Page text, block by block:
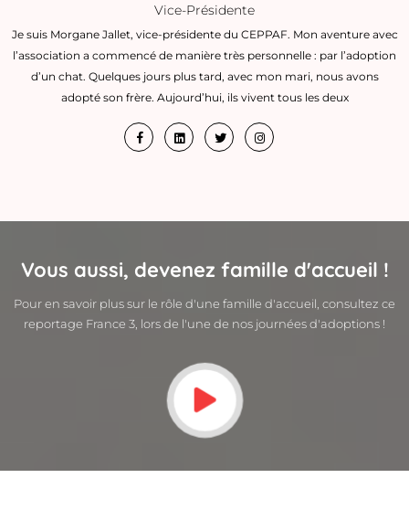
Vice-Présidente
Je suis Morgane Jallet, vice-présidente du CEPPAF. Mon aventure avec
l’association a commencé de manière très personnelle : par l’adoption
d’un chat. Quelques jours plus tard, avec mon mari, nous avons
adopté son frère. Aujourd’hui, ils vivent tous les deux
Vous aussi, devenez famille d'accueil !
Pour en savoir plus sur le rôle d'une famille d'accueil, consultez ce
reportage France 3, lors de l'une de nos journées d'adoptions !